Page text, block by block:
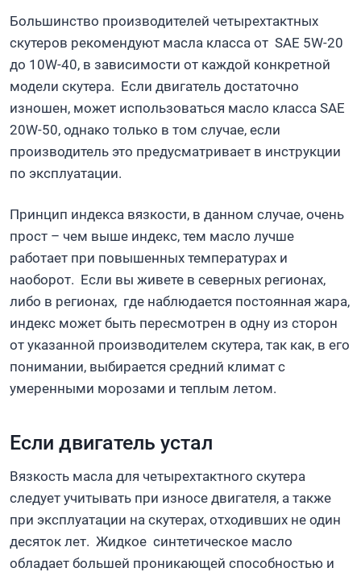
Большинство производителей четырехтактных
скутеров рекомендуют масла класса от SAE 5W-20
до 10W-40, в зависимости от каждой конкретной
модели скутера. Если двигатель достаточно
изношен, может использоваться масло класса SAE
20W-50, однако только в том случае, если
производитель это предусматривает в инструкции
по эксплуатации.
Принцип индекса вязкости, в данном случае, очень
прост – чем выше индекс, тем масло лучше
работает при повышенных температурах и
наоборот. Если вы живете в северных регионах,
либо в регионах, где наблюдается постоянная жара,
индекс может быть пересмотрен в одну из сторон
от указанной производителем скутера, так как, в его
понимании, выбирается средний климат с
умеренными морозами и теплым летом.
Если двигатель устал
Вязкость масла для четырехтактного скутера
следует учитывать при износе двигателя, а также
при эксплуатации на скутерах, отходивших не один
десяток лет. Жидкое синтетическое масло
обладает большей проникающей способностью и